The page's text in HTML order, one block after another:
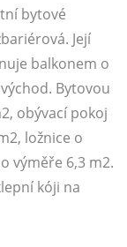
bytové
Její
balkonem o
Bytovou
obývací pokoj
ložnice o
výměře 6,3 m2.
kóji na